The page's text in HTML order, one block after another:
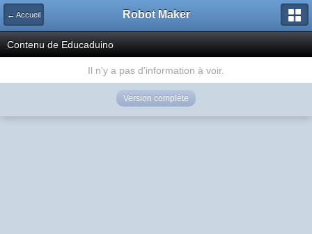
← Accueil Robot Maker
Contenu de Educaduino
Il n'y a pas d'information à voir.
Version complète